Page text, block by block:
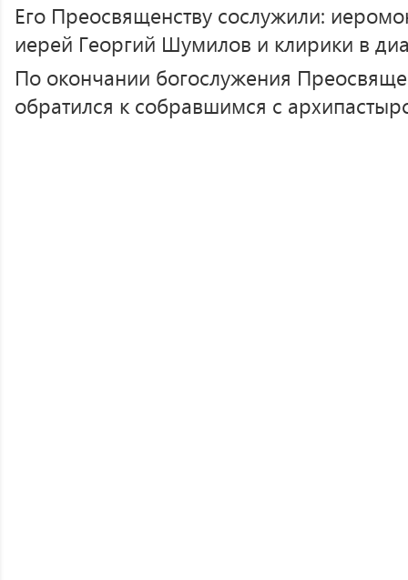
Его Преосвященству сослужили:
иерей Георгий Шумилов и клирики в
По окончании богослужения
обратился к собравшимся с